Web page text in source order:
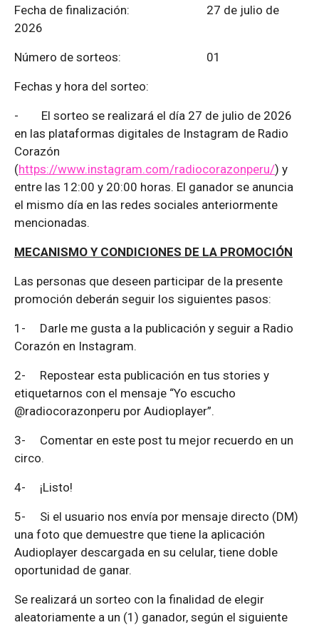
Fecha de finalización:
27 de julio de
2026
Número de sorteos: 01
Fechas y hora del sorteo:
- El sorteo se realizará el día 27 de julio de 2026
en las plataformas digitales de Instagram de Radio
Corazón
(https://www.instagram.com/radiocorazonperu/) y
entre las 12:00 y 20:00 horas. El ganador se anuncia
el mismo día en las redes sociales anteriormente
mencionadas.
MECANISMO Y CONDICIONES DE LA PROMOCIÓN
Las personas que deseen participar de la presente
promoción deberán seguir los siguientes pasos:
1- Darle me gusta a la publicación y seguir a Radio
Corazón en Instagram.
2- Repostear esta publicación en tus stories y
etiquetarnos con el mensaje “Yo escucho
@radiocorazonperu por Audioplayer”.
3- Comentar en este post tu mejor recuerdo en un
circo.
4- ¡Listo!
5- Si el usuario nos envía por mensaje directo (DM)
una foto que demuestre que tiene la aplicación
Audioplayer descargada en su celular, tiene doble
oportunidad de ganar.
Se realizará un sorteo con la finalidad de elegir
aleatoriamente a un (1) ganador, según el siguiente